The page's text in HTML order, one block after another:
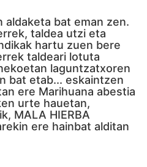
bat eman zen.
taldea utzi eta
hartu zuen bere
taldeari lotuta
laguntzatxoren
bat etab... eskaintzen
ere Marihuana abestia
urte hauetan,
MALA HIERBA
ere hainbat alditan